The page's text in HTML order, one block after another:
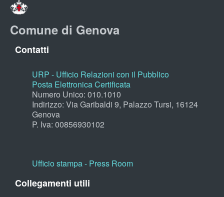
Comune di Genova
Contatti
URP - Ufficio Relazioni con il Pubblico
Posta Elettronica Certificata
Numero Unico: 010.1010
Indirizzo: Via Garibaldi 9, Palazzo Tursi, 16124
Genova
P. Iva: 00856930102
Ufficio stampa - Press Room
Collegamenti utili